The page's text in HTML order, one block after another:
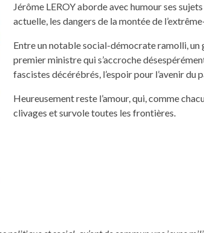
Jérôme LEROY aborde avec humour ses
actuelle, les dangers de la montée de
Entre un notable social-démocrate ramolli, un
premier ministre qui s’accroche
fascistes décérébrés, l’espoir pour l’avenir du
Heureusement reste l’amour, qui, comme
clivages et survole toutes les frontières.